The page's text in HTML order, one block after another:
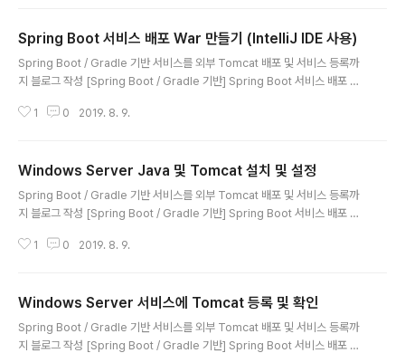
g4jdbc.log4j2.properties : SQL Log Delegator
설정log4jdbc.spylogdelegator.name=net.sf.log4
jdbc.log.slf4j.Slf4jSpyLogDelegator log4jdbc.du
Spring Boot 서비스 배포 War 만들기 (IntelliJ IDE 사용)
Spring Boot / Gradle 기반 서비스를 외부 Tomcat 배포 및 서비스 등록까
지 블로그 작성 [Spring Boot / Gradle 기반] Spring Boot 서비스 배포 W
ver Java 및 Tomcat 설치 및 설정 [Spring Boot / Gradle 기반] Windo
war 파일 생성 Gradle Build war 파일 확인 # Gradle build.gradle 설..
1 0 2019. 8. 9.
Windows Server Java 및 Tomcat 설치 및 설정
Spring Boot / Gradle 기반 서비스를 외부 Tomcat 배포 및 서비스 등록까
지 블로그 작성 [Spring Boot / Gradle 기반] Spring Boot 서비스 배포 W
ver Java 및 Tomcat 설치 및 설정 [Spring Boot / Gradle 기반] Windo
포 외부 톰캣 설정 시 아래 3가지 설정값을 꼭 넣어서 설정해 줘야 다른 서비스
와 충돌을 피할 수 있다. JRE_HOME 따로 설정한..
1 0 2019. 8. 9.
Windows Server 서비스에 Tomcat 등록 및 확인
Spring Boot / Gradle 기반 서비스를 외부 Tomcat 배포 및 서비스 등록까
지 블로그 작성 [Spring Boot / Gradle 기반] Spring Boot 서비스 배포 W